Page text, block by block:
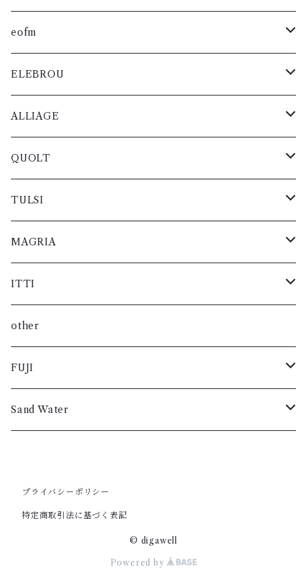
レディス
レディス
メンズ
レディス
ブーツ
メンズ
レディス
レザー
メンズ
レディス
レディス
スニーカー
ブーツ
ジャケット
メンズ
レディス
レザー
メンズ
レディス
レディス
メンズ
レディス
パンツ
メンズ
レディス
グッズ
スニーカー
ブーツ
ジャケット
メンズ
レディス
レザー
メンズ
レディス
レディス
メンズ
レディス
ニット
メンズ
レディス
パンツ
メンズ
レディス
グッズ
スニーカー
ブーツ
ジャケット
メンズ
レディス
レザー
メンズ
レディス
レディス
レディス
メンズ
レディス
カットソー
メンズ
レディス
シャツ
メンズ
レディス
ブルゾン
メンズ
レディス
ニット
メンズ
レディス
パンツ
メンズ
レディス
グッズ
メンズ
レディス
ジャケット
メンズ
レディス
レザー
メンズ
レディス
コート
メンズ
レディス
カットソー
メンズ
レディス
シャツ
メンズ
レディス
ブルゾン
メンズ
レディス
ニット
メンズ
レディス
パンツ
メンズ
レディス
グッズ
スニーカー
ブーツ
小物・雑貨
ジャケット
メンズ
レディス
レザー
メンズ
eofm
コート
メンズ
レディス
カットソー
メンズ
レディス
シャツ
メンズ
レディス
ブルゾン
メンズ
レディス
ニット
メンズ
レディス
パンツ
メンズ
レディス
グッズ
スニーカー
ブーツ
ベルト
ジャケット
メンズ
レザー
レディス
ELEBROU
小物・雑貨
ALLIAGE
小物・雑貨
QUOLT
コート
メンズ
レディス
カットソー
メンズ
レディス
シャツ
メンズ
レディス
ブルゾン
メンズ
レディス
ニット
メンズ
パンツ
レディス
スニーカー
ジャケット
TULSI
小物・雑貨
MAGRIA
コート
メンズ
レディス
カットソー
メンズ
レディス
シャツ
メンズ
ブルゾン
レディス
メンズ
パンツ
ITTI
小物・雑貨
other
FUJI
コート
レディス
メンズ
シャツ
Sand Water
メンズ
シャツ
プライバシーポリシー
特定商取引法に基づく表記
© digawell
Powered by